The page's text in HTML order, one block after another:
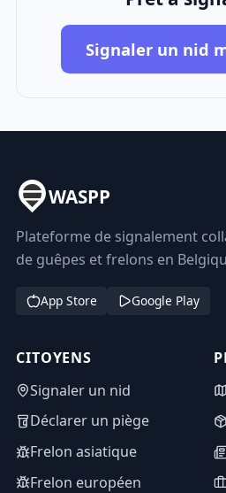
Signaler un nid
WASPP
Plateforme de signalement
de guêpes et frelons en
App Store Google Play
CITOYENS
Signaler un nid
Déclarer un piège
Frelon asiatique
Frelon européen